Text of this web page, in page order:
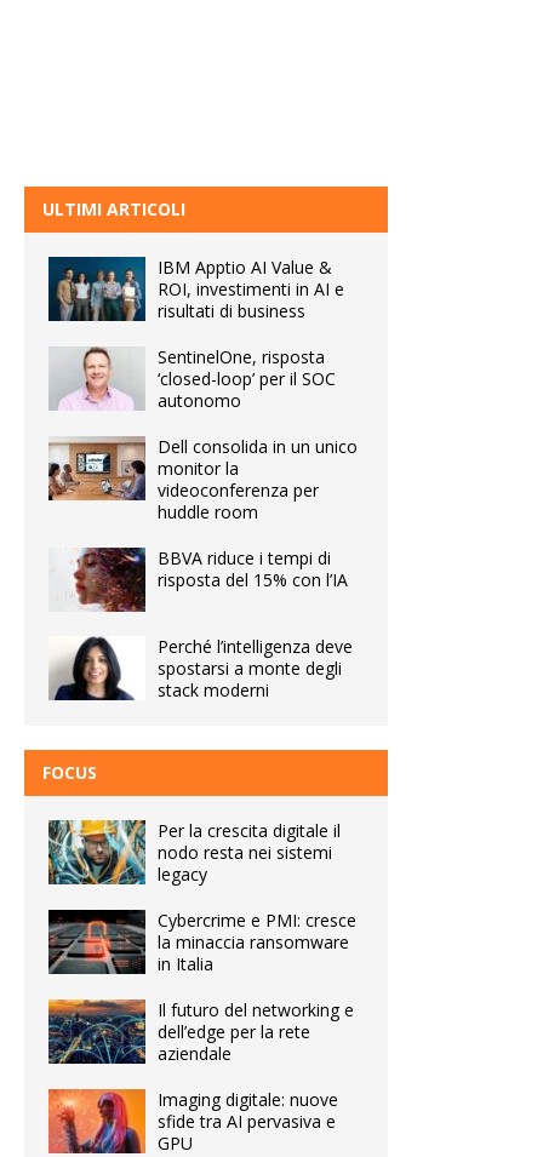
ULTIMI ARTICOLI
IBM Apptio AI Value &
ROI, investimenti in AI e
risultati di business
SentinelOne, risposta
‘closed-loop’ per il SOC
autonomo
Dell consolida in un unico
monitor la
videoconferenza per
huddle room
BBVA riduce i tempi di
risposta del 15% con l’IA
Perché l’intelligenza deve
spostarsi a monte degli
stack moderni
FOCUS
Per la crescita digitale il
nodo resta nei sistemi
legacy
Cybercrime e PMI: cresce
la minaccia ransomware
in Italia
Il futuro del networking e
dell’edge per la rete
aziendale
Imaging digitale: nuove
sfide tra AI pervasiva e
GPU